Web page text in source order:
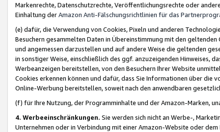
Markenrechte, Datenschutzrechte, Veröffentlichungsrechte oder
Einhaltung derAmazon Anti-Fälschungsrichtlinien für das
(e) dafür, die Verwendung von Cookies, Pixeln und anderen
Besuchern gesammelten Daten in Übereinstimmung mit den
und angemessen darzustellen und auf andere Weise die geltenden
in sonstiger Weise, einschließlich des ggf. anzuzeigenden Hinweises,
Werbeanzeigen bereitstellen, von den Besuchern Ihrer Website
Cookies erkennen können und dafür, dass Sie Informationen über die
Online-Werbung bereitstellen, soweit nach den anwendbaren
(f) für Ihre Nutzung, der Programminhalte und der Amazon-Marken,
4. Werbeeinschränkungen. Sie werden sich nicht an Werbe-,
Unternehmen oder in Verbindung mit einer Amazon-Website oder